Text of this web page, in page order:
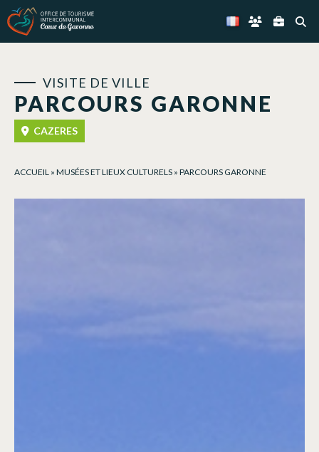
PARCOURS GARONNE
VISITE DE VILLE
CAZERES
ACCUEIL » MUSÉES ET LIEUX CULTURELS » PARCOURS GARONNE
Panneau de gestion des cookies